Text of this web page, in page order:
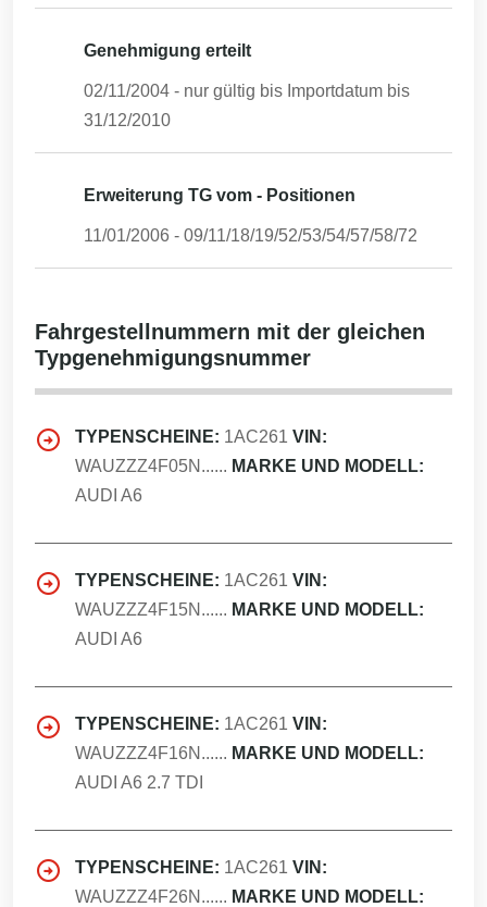
Genehmigung erteilt
02/11/2004 - nur gültig bis Importdatum bis
31/12/2010
Erweiterung TG vom - Positionen
11/01/2006 - 09/11/18/19/52/53/54/57/58/72
Fahrgestellnummern mit der gleichen
Typgenehmigungsnummer
TYPENSCHEINE: 1AC261 VIN:
WAUZZZ4F05N...... MARKE UND MODELL:
AUDI A6
TYPENSCHEINE: 1AC261 VIN:
WAUZZZ4F15N...... MARKE UND MODELL:
AUDI A6
TYPENSCHEINE: 1AC261 VIN:
WAUZZZ4F16N...... MARKE UND MODELL:
AUDI A6 2.7 TDI
TYPENSCHEINE: 1AC261 VIN:
WAUZZZ4F26N...... MARKE UND MODELL: